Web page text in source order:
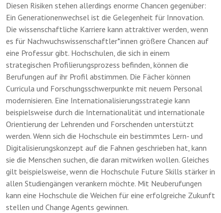
Diesen Risiken stehen allerdings enorme Chancen gegenüber:
Ein Generationenwechsel ist die Gelegenheit für Innovation.
Die wissenschaftliche Karriere kann attraktiver werden, wenn
es für Nachwuchswissenschaftler*innen größere Chancen auf
eine Professur gibt. Hochschulen, die sich in einem
strategischen Profilierungsprozess befinden, können die
Berufungen auf ihr Profil abstimmen. Die Fächer können
Curricula und Forschungsschwerpunkte mit neuem Personal
modernisieren. Eine Internationalisierungsstrategie kann
beispielsweise durch die Internationalität und internationale
Orientierung der Lehrenden und Forschenden unterstützt
werden. Wenn sich die Hochschule ein bestimmtes Lern- und
Digitalisierungskonzept auf die Fahnen geschrieben hat, kann
sie die Menschen suchen, die daran mitwirken wollen. Gleiches
gilt beispielsweise, wenn die Hochschule Future Skills stärker in
allen Studiengängen verankern möchte. Mit Neuberufungen
kann eine Hochschule die Weichen für eine erfolgreiche Zukunft
stellen und Change Agents gewinnen.